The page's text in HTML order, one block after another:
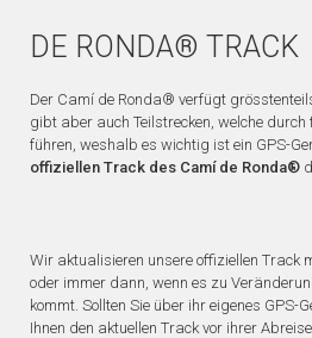
DE RONDA® TRACK
Der Camí de Ronda® verfügt
gibt aber auch Teilstrecken, welche
führen, weshalb es wichtig ist ein GPS-
offiziellen Track des Camí de Ronda®
Wir aktualisieren unsere offiziellen Track
oder immer dann, wenn es zu
kommt. Sollten Sie über ihr eigenes GPS-
Ihnen den aktuellen Track vor ihrer